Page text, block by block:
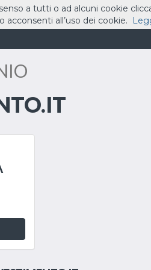
DOMINI ASSISTENZA
a tutti o ad alcuni cookie
all’uso dei cookie.